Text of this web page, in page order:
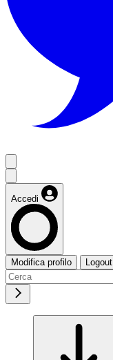
Accedi
Modifica profilo Logout